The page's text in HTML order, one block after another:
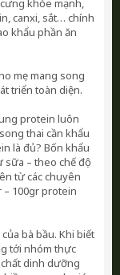
khỏe mạnh,
canxi, sắt… chính
khẩu phần ăn
mẹ mang song
triển toàn diện.
protein luôn
thai cần khẩu
là đủ? Bốn khẩu
– theo chế độ
từ các chuyên
– 100gr protein
bà bầu. Khi biết
tới nhóm thực
dinh dưỡng